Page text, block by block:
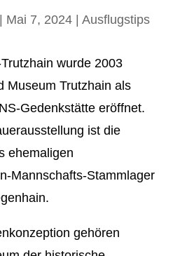
Mai 7, 2024| Ausflugstips
wurde 2003
Museum Trutzhain als
Gedenkstätte eröffnet.
ist die
ehemaligen
Mannschafts-Stammlager
gehören